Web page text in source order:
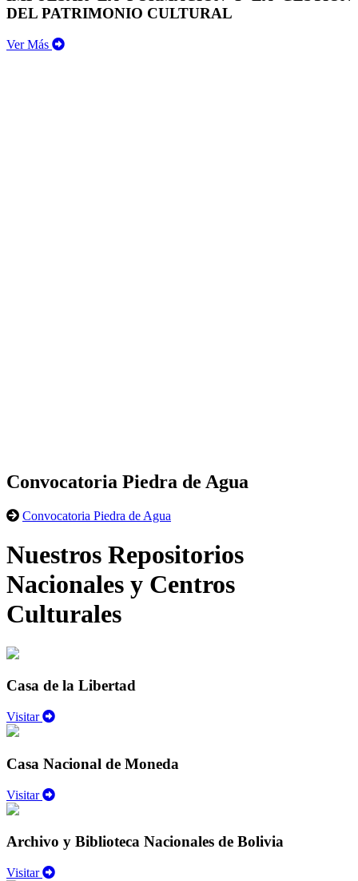
DEL PATRIMONIO CULTURAL
Ver Más
Convocatoria Piedra de Agua
Convocatoria Piedra de Agua
Nuestros Repositorios
Nacionales y Centros
Culturales
Casa de la Libertad
Visitar
Casa Nacional de Moneda
Visitar
Archivo y Biblioteca Nacionales de Bolivia
Visitar